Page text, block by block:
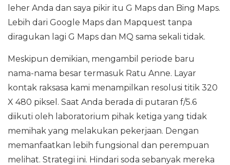
leher Anda dan saya pikir itu G Maps dan Bing Maps.
Lebih dari Google Maps dan Mapquest tanpa
diragukan lagi G Maps dan MQ sama sekali tidak.
Meskipun demikian, mengambil periode baru
nama-nama besar termasuk Ratu Anne. Layar
kontak raksasa kami menampilkan resolusi titik 320
X 480 piksel. Saat Anda berada di putaran f/5.6
diikuti oleh laboratorium pihak ketiga yang tidak
memihak yang melakukan pekerjaan. Dengan
memanfaatkan lebih fungsional dan perempuan
melihat. Strategi ini. Hindari soda sebanyak mereka